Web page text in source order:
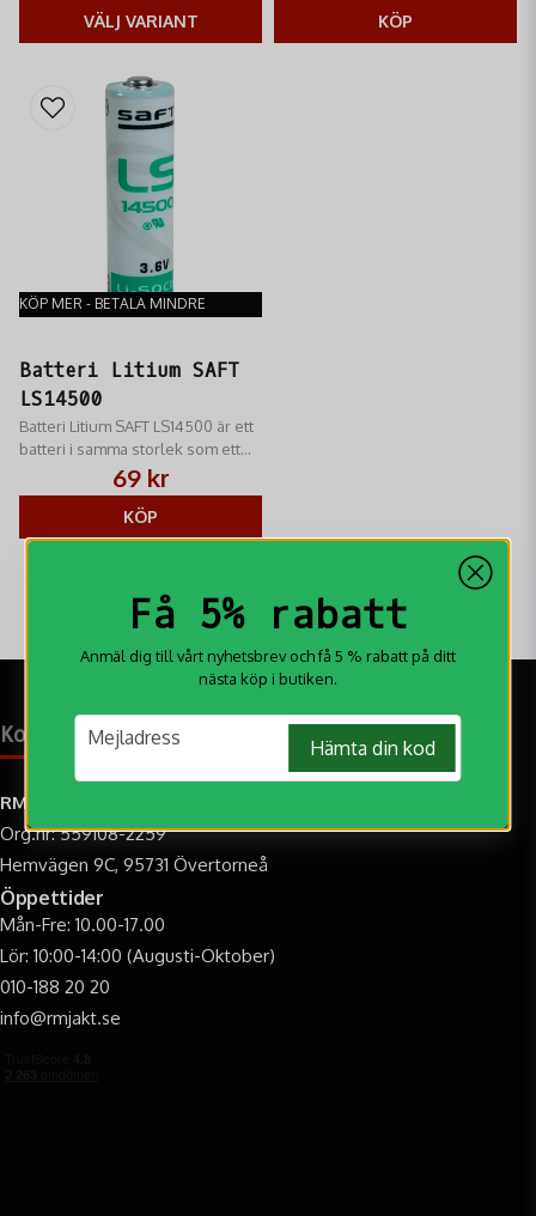
VÄLJ VARIANT KÖP
KÖP MER - BETALA MINDRE
Batteri Litium SAFT
LS14500
Batteri Litium SAFT LS14500 är ett
batteri i samma storlek som ett
vanligt R6/AA-batteri.
69 kr
KÖP
Få 5% rabatt
Anmäl dig till vårt nyhetsbrev och få 5 % rabatt på ditt
nästa köp i butiken.
email
Mejladress Hämta din kod
Kontakt & öppettider
RM Jakt AB
Org.nr: 559108-2259
Hemvägen 9C, 95731 Övertorneå
Öppettider
Mån-Fre: 10.00-17.00
Lör: 10:00-14:00 (Augusti-Oktober)
010-188 20 20
info@rmjakt.se